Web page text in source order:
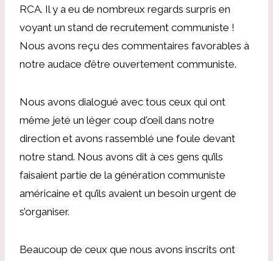
RCA. Il y a eu de nombreux regards surpris en
voyant un stand de recrutement communiste !
Nous avons reçu des commentaires favorables à
notre audace d’être ouvertement communiste.
Nous avons dialogué avec tous ceux qui ont
même jeté un léger coup d'œil dans notre
direction et avons rassemblé une foule devant
notre stand. Nous avons dit à ces gens qu’ils
faisaient partie de la génération communiste
américaine et qu’ils avaient un besoin urgent de
s’organiser.
Beaucoup de ceux que nous avons inscrits ont